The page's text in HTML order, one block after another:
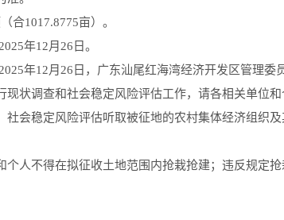
1017.8775亩）。
年12月26日。
年12月26日，广东汕尾红海湾经济开发区管理委
状调查和社会稳定风险评估工作，请各相关单位
会稳定风险评估听取被征地的农村集体经济组织
不得在拟征收土地范围内抢栽抢建；违反规定抢